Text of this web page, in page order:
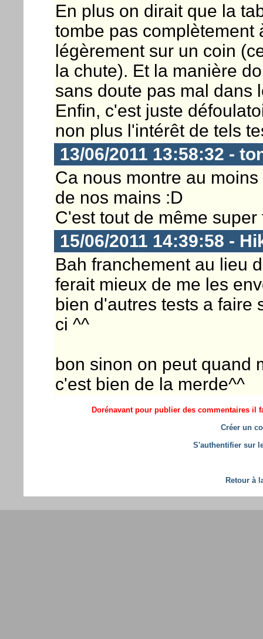
En plus on dirait que la
tombe pas complètement
légèrement sur un coin
la chute). Et la manière
sans doute pas mal dans
Enfin, c'est juste
non plus l'intérêt de tels
13/06/2011 13:58:32 -
Ca nous montre au
de nos mains :D
C'est tout de même
15/06/2011 14:39:58 -
Bah franchement au lieu
ferait mieux de me les
bien d'autres tests a faire
ci ^^
bon sinon on peut quand
c'est bien de la merde^^
Dorénavant pour publier des commentaires il
Créer un
S'authentifier sur
Retour à